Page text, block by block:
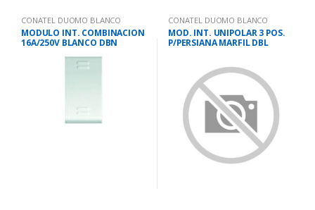
CONATEL DUOMO BLANCO
MODULO INT. COMBINACION
16A/250V BLANCO DBN
CONATEL DUOMO BLANCO
MOD. INT. UNIPOLAR 3 POS.
P/PERSIANA MARFIL DBL